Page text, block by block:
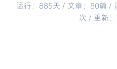
运行：885天 / 文章：80篇 /
次 / 更新